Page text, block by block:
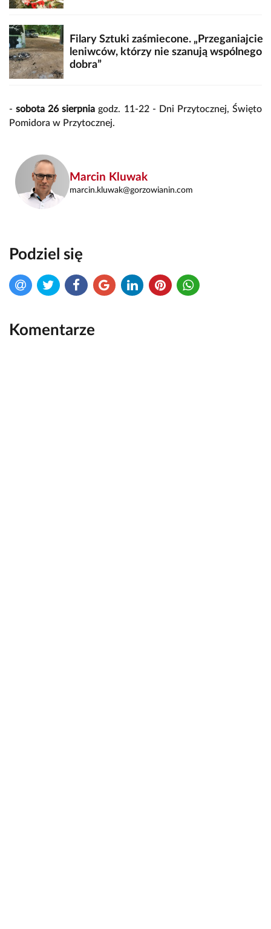
Filary Sztuki zaśmiecone. „Przeganiajcie
leniwców, którzy nie szanują wspólnego
dobra”
-sobota 26 sierpnia godz. 11-22 - Dni Przytocznej, Święto
Pomidora w Przytocznej.
Marcin Kluwak
marcin.kluwak@gorzowianin.com
Podziel się
Komentarze